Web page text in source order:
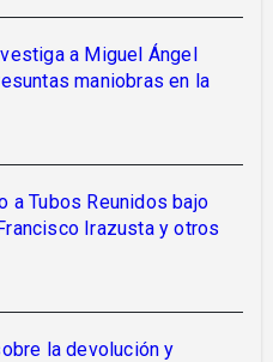
a Miguel Ángel
maniobras en la
a Tubos Reunidos bajo
Irazusta y otros
la devolución y